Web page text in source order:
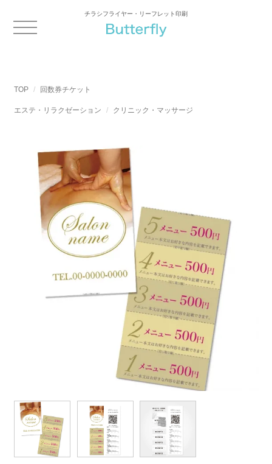
チラシフライヤー・リーフレット印刷
TOP 回数券チケット
エステ・リラクゼーション クリニック・マッサージ